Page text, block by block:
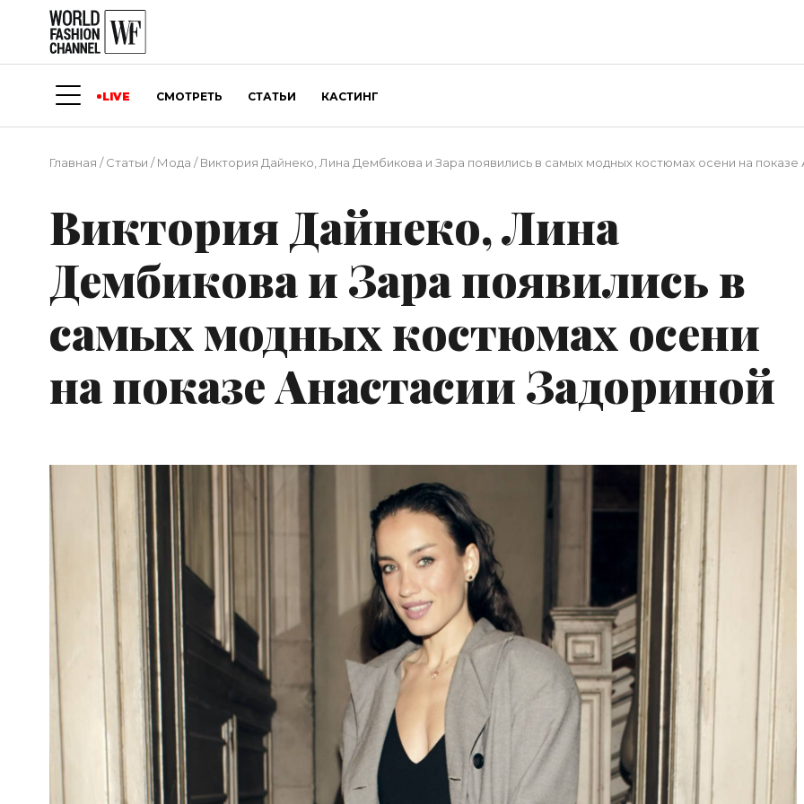
LIVE СМОТРЕТЬ СТАТЬИ КАСТИНГ
Главная /Статьи /Мода /Виктория Дайнеко, Лина Дембикова и Зара появились в самых модных костюмах осени на показе
Виктория Дайнеко, Лина
Дембикова и Зара появились в
самых модных костюмах осени
на показе Анастасии Задориной